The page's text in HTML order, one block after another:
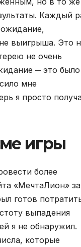
Каждый
ожидание,
выигрыша. Это
не очень
─ это было
мне
я просто
игры
более
«МечтаЛион» за
готов
выпадения
я не обнаружил.
которые